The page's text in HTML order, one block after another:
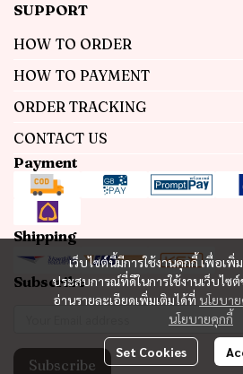
เว็บไซต์นี้มีการใช้งานคุกกี้ เพื่อเ
ประสบการณ์ที่ดีในการใช้งานเว็บไซ
อ่านรายละเอียดเพิ่มเติมได้ที่ นโยบา
นโยบายคุกกี้
Set Cookies
SUPPORT
HOW TO ORDER
HOW TO PAYMENT
ORDER TRACKING
CONTACT US
Payment
Shipping
Subscribe
Subscribe